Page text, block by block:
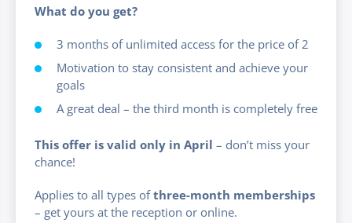
What do you get?
3 months of unlimited access for the price of 2
Motivation to stay consistent and achieve your
goals
A great deal – the third month is completely free
This offer is valid only in April – don’t miss your
chance!
Applies to all types ofthree-month memberships
– get yours at the reception or online.